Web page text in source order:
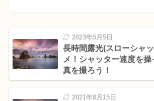
2023年5月5日
長時間露光(スローシャ
メ！シャッター速度を
真を撮ろう！
2021年8月15日